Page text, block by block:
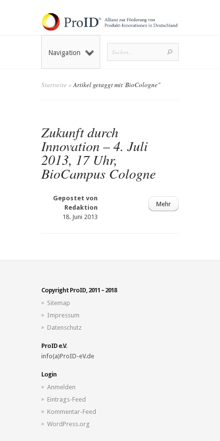
Navigation
Startseite »Artikel getaggt mit"BioCologne"
Zukunft durch
Innovation – 4. Juli
2013, 17 Uhr,
BioCampus Cologne
Gepostet von
Redaktion
18. Juni 2013
Mehr
Copyright ProID, 2011 – 2018
Sitemap
Impressum
Datenschutz
ProID e.V.
info(a)ProID-eV.de
Login
Anmelden
Eintrags-Feed
Kommentar-Feed
WordPress.org